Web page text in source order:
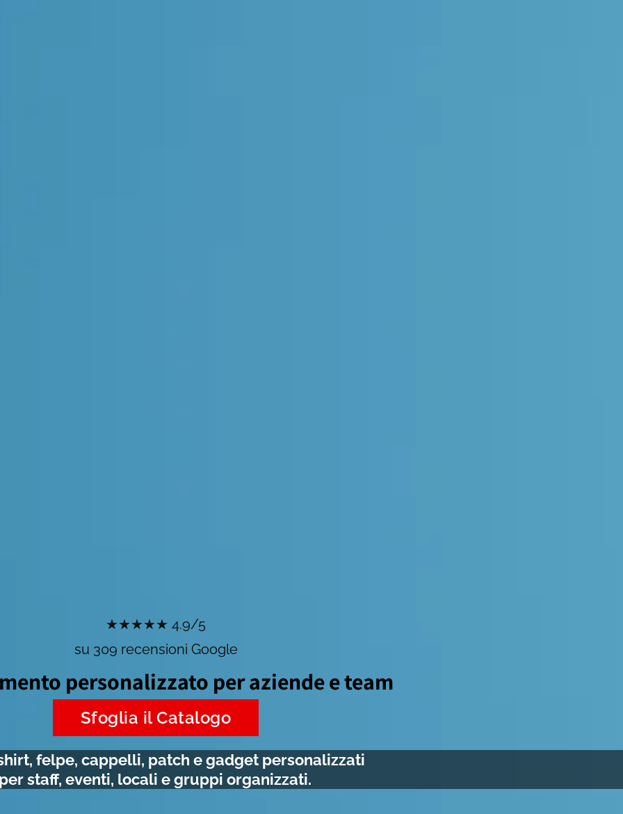
★★★★★ 4.9/5
su 309 recensioni Google
personalizzato per aziende e team
Sfoglia il Catalogo
felpe, cappelli, patch e gadget personalizzati
staff, eventi, locali e gruppi organizzati.